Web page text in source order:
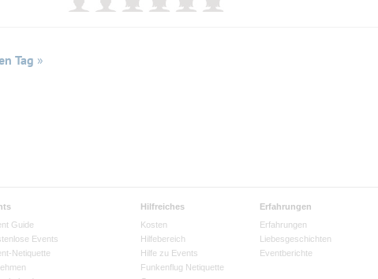
Tag »
Guide
Events
Netiquette
Hilfreiches
Kosten
Hilfebereich
Hilfe zu Events
Funkenflug Netiquette
Erfahrungen
Erfahrungen
Liebesgeschichten
Eventberichte